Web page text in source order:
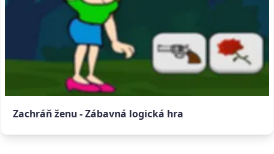
Zachráň ženu - Zábavná logická hra